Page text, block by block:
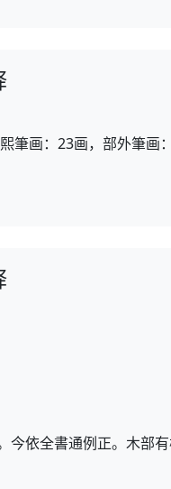
筆画：23画，部外筆画
今依全書通例正。木部